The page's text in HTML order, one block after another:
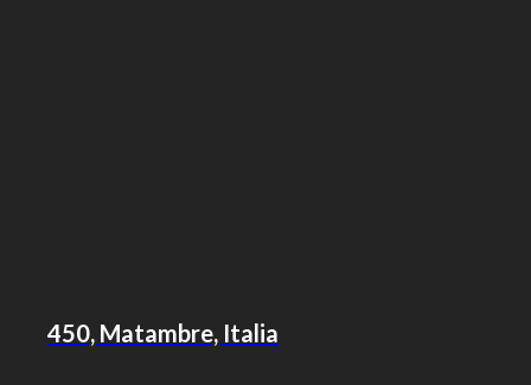
450, Matambre, Italia